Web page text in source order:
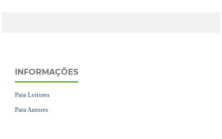
INFORMAÇÕES
Para Leitores
Para Autores